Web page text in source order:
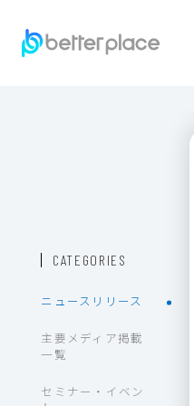
CATEGORIES
ニュースリリース
主要メディア掲載
一覧
セミナー・イベン